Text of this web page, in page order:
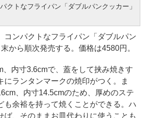
クトなフライパン「ダブルパンクッカー」
ンパクトなフライパン「ダブルパン
から順次発売する。価格は4580円。
内寸3.6cmで、蓋をして挟み焼きす
にランタンマークの焼印がつく。ま
、内寸14.5cmのため、厚めのステ
も余裕を持って焼くことができる。ハ
ば、そのままお皿代わりに使うことも